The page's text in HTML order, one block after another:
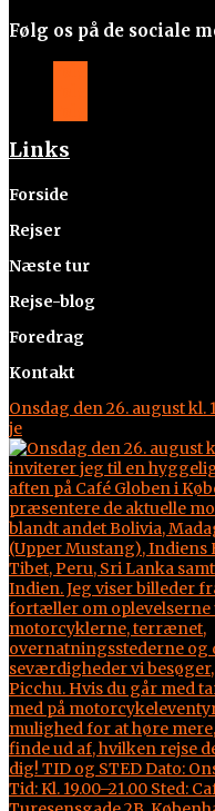
Følg os på de sociale
Links
Forside
Rejser
Næste tur
Rejse-blog
Foredrag
Kontakt
Onsdag den 26. august kl.
je